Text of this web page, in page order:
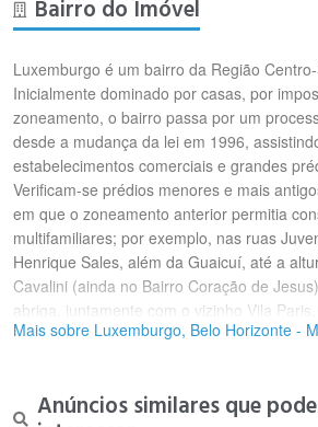
Bairro do Imóvel
Luxemburgo é um bairro da Região
Inicialmente dominado por casas, por
zoneamento, o bairro passa por um
desde a mudança da lei em 1996,
estabelecimentos comerciais e grandes
Verificam-se prédios menores e mais
em que o zoneamento anterior permitia
multifamiliares; por exemplo, nas ruas
Henrique Sales, além da Guaicuí, até a
Cavalini (ainda no Bairro Coração de
abriga, juntamente com o vizinho Vila
uma das poucas matas naturais da região
Mais sobre Luxemburgo, Belo Horizonte -
Anúncios similares que